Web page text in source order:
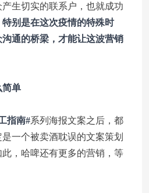
生切实的联系户，也就成功
特别是在这次疫情的特殊时
通的桥梁，才能让这波营销
简单
指南#系列海报文案之后，都
一个被卖酒耽误的文案策划
，哈啤还有更多的营销，等